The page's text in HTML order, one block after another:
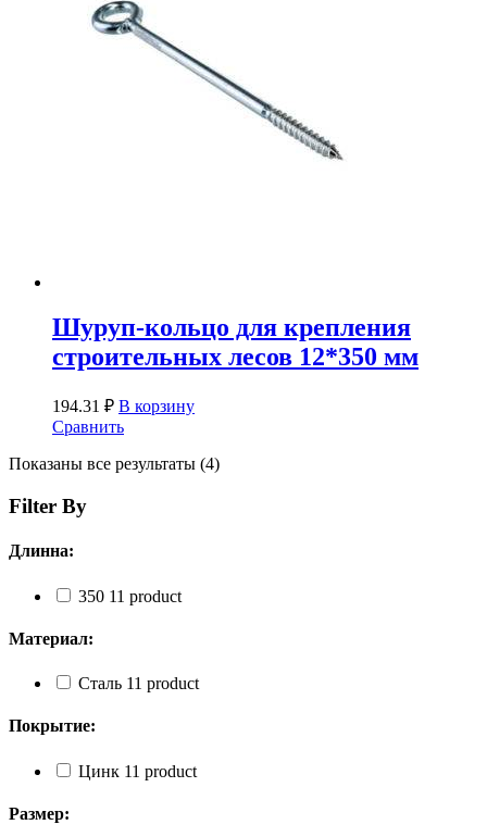
Шуруп-кольцо для крепления
строительных лесов 12*350 мм
194.31 ₽ В корзину
Сравнить
Показаны все результаты (4)
Filter By
Длинна:
350 11 product
Материал:
Сталь 11 product
Покрытие:
Цинк 11 product
Размер: